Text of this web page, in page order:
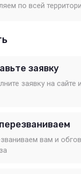
по всей
заявку
заявку на сайте
вам и